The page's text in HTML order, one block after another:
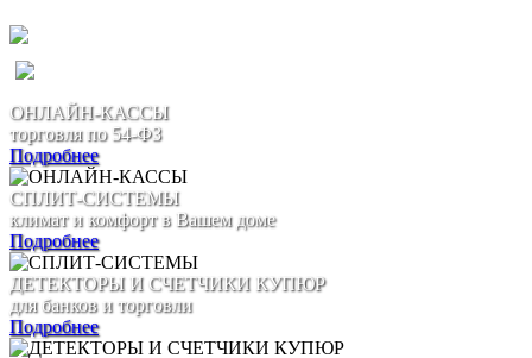
ОНЛАЙН-КАССЫ
торговля по 54-ФЗ
Подробнее
СПЛИТ-СИСТЕМЫ
климат и комфорт в Вашем доме
Подробнее
ДЕТЕКТОРЫ И СЧЕТЧИКИ КУПЮР
для банков и торговли
Подробнее